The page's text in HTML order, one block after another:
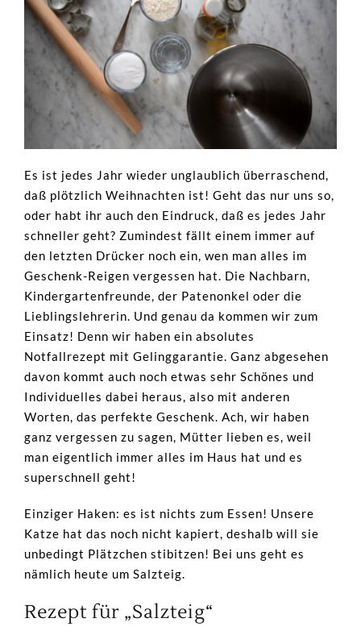
Es ist jedes Jahr wieder unglaublich überraschend,
daß plötzlich Weihnachten ist! Geht das nur uns so,
oder habt ihr auch den Eindruck, daß es jedes Jahr
schneller geht? Zumindest fällt einem immer auf
den letzten Drücker noch ein, wen man alles im
Geschenk-Reigen vergessen hat. Die Nachbarn,
Kindergartenfreunde, der Patenonkel oder die
Lieblingslehrerin. Und genau da kommen wir zum
Einsatz! Denn wir haben ein absolutes
Notfallrezept mit Gelinggarantie. Ganz abgesehen
davon kommt auch noch etwas sehr Schönes und
Individuelles dabei heraus, also mit anderen
Worten, das perfekte Geschenk. Ach, wir haben
ganz vergessen zu sagen, Mütter lieben es, weil
man eigentlich immer alles im Haus hat und es
superschnell geht!
Einziger Haken: es ist nichts zum Essen! Unsere
Katze hat das noch nicht kapiert, deshalb will sie
unbedingt Plätzchen stibitzen! Bei uns geht es
nämlich heute um Salzteig.
Rezept für „Salzteig“